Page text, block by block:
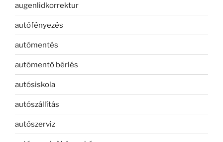
augenlidkorrektur
autófényezés
autómentés
autómentő bérlés
autósiskola
autószállítás
autószerviz